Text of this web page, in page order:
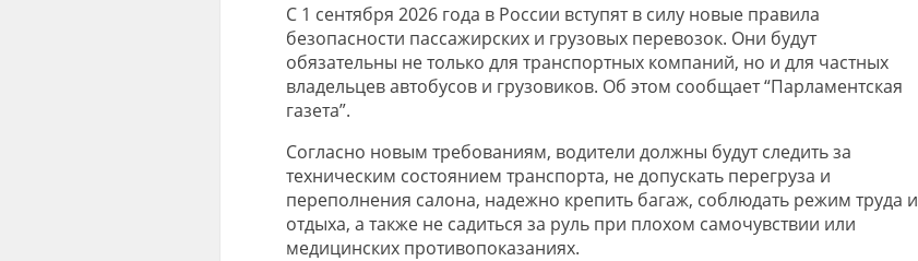
С 1 сентября 2026 года в России вступят в силу новые правила
безопасности пассажирских и грузовых перевозок. Они будут
обязательны не только для транспортных компаний, но и для частных
владельцев автобусов и грузовиков. Об этом сообщает “Парламентская
газета”.
Согласно новым требованиям, водители должны будут следить за
техническим состоянием транспорта, не допускать перегруза и
переполнения салона, надежно крепить багаж, соблюдать режим труда и
отдыха, а также не садиться за руль при плохом самочувствии или
медицинских противопоказаниях.